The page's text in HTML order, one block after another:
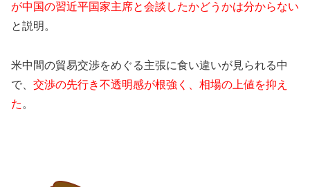
が中国の習近平国家主席と会談したかどうかは分からない
と説明。
米中間の貿易交渉をめぐる主張に食い違いが見られる中
で、 交渉の先行き不透明感が根強く、相場の上値を抑え
た 。